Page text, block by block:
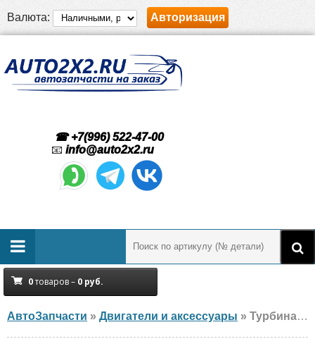
Валюта: Авторизация
☎ +7(996) 522-47-00
📧 info@auto2x2.ru
0товаров – 0 руб.
АвтоЗапчасти » Двигатели и аксессуары » Турбина HOLSET 4033407H 4033407 4051335 LiuGong, XCMG, новая